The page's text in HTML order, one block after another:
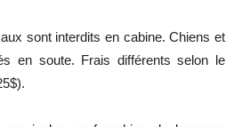
sont interdits en cabine. Chiens et
en soute. Frais différents selon le